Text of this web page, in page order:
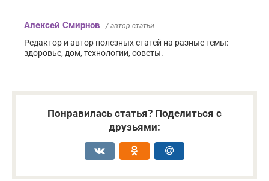
Алексей Смирнов / автор статьи
Редактор и автор полезных статей на разные темы:
здоровье, дом, технологии, советы.
Понравилась статья? Поделиться с
друзьями: